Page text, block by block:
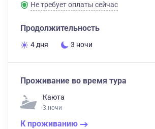
Не требует оплаты сейчас
Продолжительность
4 дня 3 ночи
Проживание во время тура
Каюта
3 ночи
К проживанию